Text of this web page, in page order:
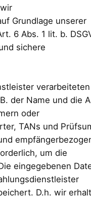
Grundlage unserer
6 Abs. 1 lit. b.
sichere
der Name und die
oder
TANs und
um die
eingegebenen
D.h. wir